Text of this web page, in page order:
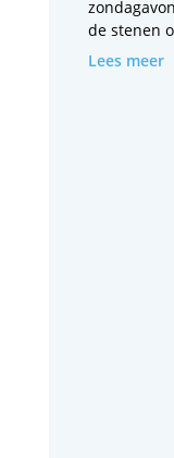
de stenen
Lees meer